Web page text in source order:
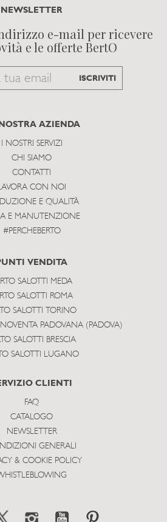
NEWSLETTER
e-mail per ricevere
e le offerte BertO
Email
subscribe
ISCRIVITI
AZIENDA
I NOSTRI SERVIZI
CHI SIAMO
CONTATTI
CON NOI
E QUALITÀ
E MANUTENZIONE
#PERCHEBERTO
VENDITA
SALOTTI MEDA
SALOTTI ROMA
SALOTTI TORINO
NOVENTA PADOVANA (PADOVA)
SALOTTI BRESCIA
SALOTTI LUGANO
CLIENTI
FAQ
CATALOGO
NEWSLETTER
GENERALI
& COOKIE POLICY